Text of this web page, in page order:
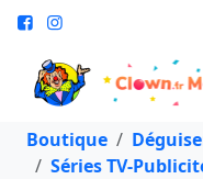
Boutique
Séries TV-